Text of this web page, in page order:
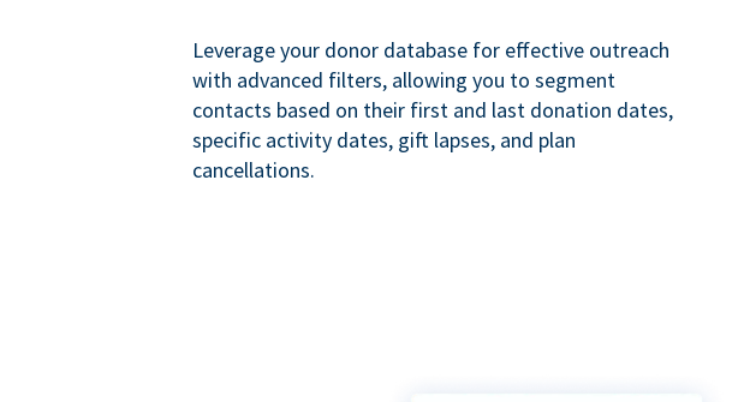
Leverage your donor database for effective outreach
with advanced filters, allowing you to segment
contacts based on their first and last donation dates,
specific activity dates, gift lapses, and plan
cancellations.